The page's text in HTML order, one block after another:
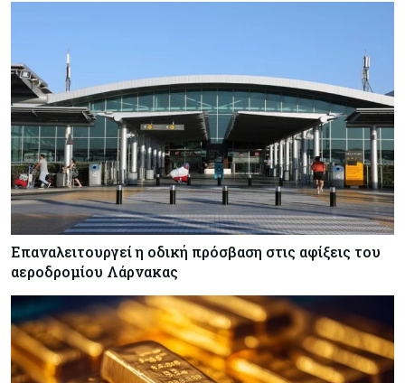
Επαναλειτουργεί η οδική πρόσβαση στις αφίξεις του
αεροδρομίου Λάρνακας